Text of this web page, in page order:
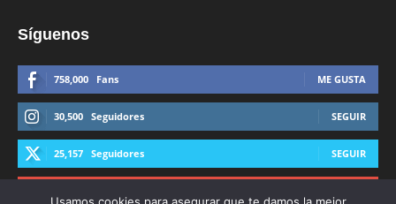
Síguenos
758,000 Fans ME GUSTA
30,500 Seguidores SEGUIR
25,157 Seguidores SEGUIR